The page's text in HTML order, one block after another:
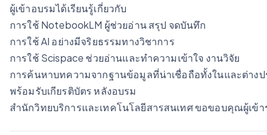
ผู้เข้าอบรมได้เรียนรู้เกี่ยวกับ
การใช้ NotebookLM ผู้ช่วยอ่าน สรุป จดบันทึก
การใช้ AI อย่างมีจริยธรรมทางวิชาการ
การใช้ Scispace ช่วยอ่านและทำความเข้าใจ งานวิจัย
การค้นหาบทความจากฐานข้อมูลที่น่าเชื่อถือทั้งในและต่างป
พร้อมรับเกียรติบัตร หลังอบรม
สำนักวิทยบริการและเทคโนโลยีสารสนเทศ ขอขอบคุณผู้เ